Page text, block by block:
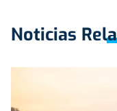
Noticias